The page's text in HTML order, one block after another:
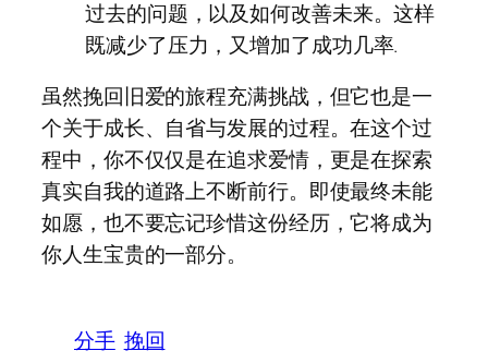
过去的问题，以及如何改善未来。这样
既减少了压力，又增加了成功几率.
虽然挽回旧爱的旅程充满挑战，但它也是一
个关于成长、自省与发展的过程。在这个过
程中，你不仅仅是在追求爱情，更是在探索
真实自我的道路上不断前行。即使最终未能
如愿，也不要忘记珍惜这份经历，它将成为
你人生宝贵的一部分。
分手 挽回